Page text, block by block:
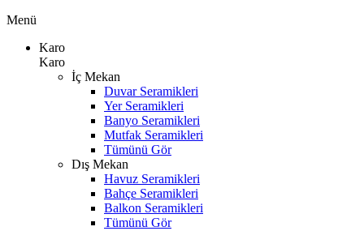
Menü
Karo
Karo
İç Mekan
Duvar Seramikleri
Yer Seramikleri
Banyo Seramikleri
Mutfak Seramikleri
Tümünü Gör
Dış Mekan
Havuz Seramikleri
Bahçe Seramikleri
Balkon Seramikleri
Tümünü Gör